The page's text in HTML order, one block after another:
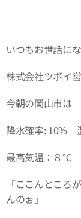
いつもお世話に
株式会社ツボイ営
今朝の岡山市は
降水確率: 10%
最高気温：８℃
「ここんところ
んのぉ」